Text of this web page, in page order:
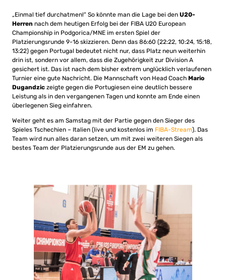
„Einmal tief durchatmen!“ So könnte man die Lage bei den U20-
Herren nach dem heutigen Erfolg bei der FIBA U20 European
Championship in Podgorica/MNE im ersten Spiel der
Platzierungsrunde 9-16 skizzieren. Denn das 86:60 (22:22, 10:24, 15:18,
13:22) gegen Portugal bedeutet nicht nur, dass Platz neun weiterhin
drin ist, sondern vor allem, dass die Zugehörigkeit zur Division A
gesichert ist. Das ist nach dem bisher extrem unglücklich verlaufenen
Turnier eine gute Nachricht. Die Mannschaft von Head Coach Mario
Dugandzic zeigte gegen die Portugiesen eine deutlich bessere
Leistung als in den vergangenen Tagen und konnte am Ende einen
überlegenen Sieg einfahren.
Weiter geht es am Samstag mit der Partie gegen den Sieger des
Spieles Tschechien – Italien (live und kostenlos im FIBA-Stream). Das
Team wird nun alles daran setzen, um mit zwei weiteren Siegen als
bestes Team der Platzierungsrunde aus der EM zu gehen.